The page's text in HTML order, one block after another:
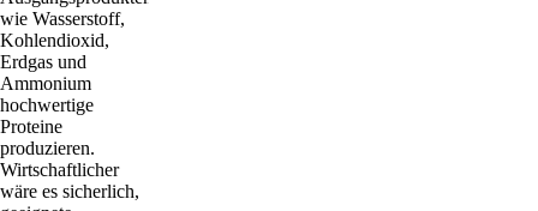
wie Wasserstoff,
Kohlendioxid,
Erdgas und
Ammonium
hochwertige
Proteine
produzieren.
Wirtschaftlicher
wäre es sicherlich,